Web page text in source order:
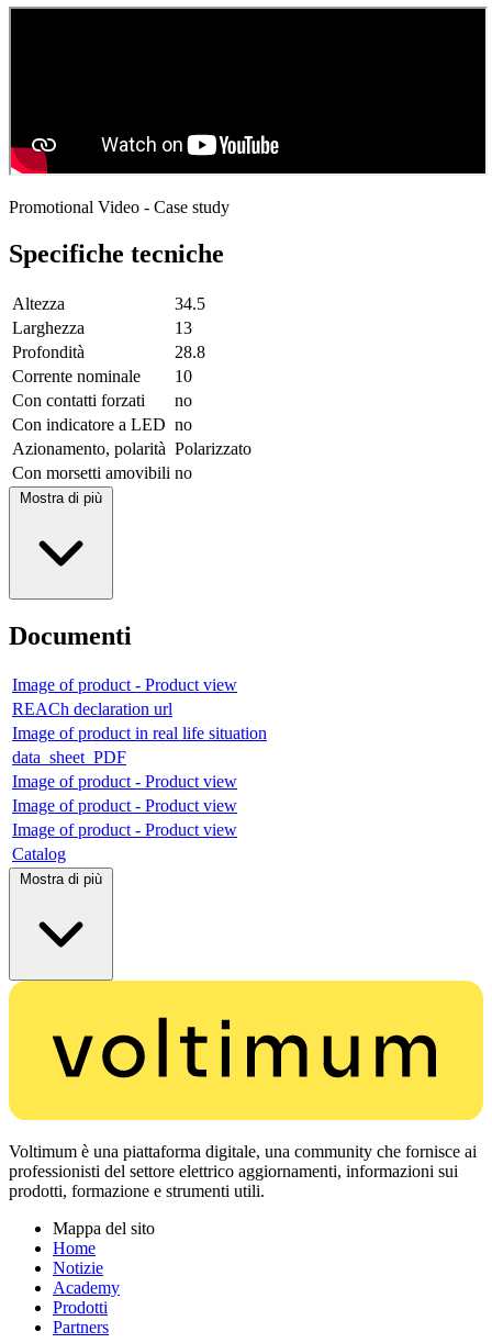
Promotional Video - Case study
Specifiche tecniche
Altezza
34.5
Larghezza
13
Profondità
28.8
Corrente nominale
10
Con contatti forzati
no
Con indicatore a LED no
Azionamento, polarità Polarizzato
Con morsetti amovibili no
Mostra di più
Documenti
Image of product - Product view
REACh declaration url
Image of product in real life situation
data_sheet_PDF
Image of product - Product view
Image of product - Product view
Image of product - Product view
Catalog
Mostra di più
Voltimum è una piattaforma digitale, una community che fornisce ai
professionisti del settore elettrico aggiornamenti, informazioni sui
prodotti, formazione e strumenti utili.
Mappa del sito
Home
Notizie
Academy
Prodotti
Partners